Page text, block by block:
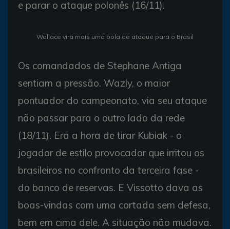
e parar o ataque polonês (16/11).
Wallace vira mais uma bola de ataque para o Brasil
Os comandados de Stephane Antiga
sentiam a pressão. Wazly, o maior
pontuador do campeonato, via seu ataque
não passar para o outro lado da rede
(18/11). Era a hora de tirar Kubiak - o
jogador de estilo provocador que irritou os
brasileiros no confronto da terceira fase -
do banco de reservas. E Vissotto dava as
boas-vindas com uma cortada sem defesa,
bem em cima dele. A situação não mudava.